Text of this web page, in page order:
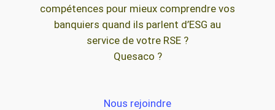
compétences pour mieux comprendre vos
banquiers quand ils parlent d’ESG au
service de votre RSE ?
Quesaco ?
Nous rejoindre